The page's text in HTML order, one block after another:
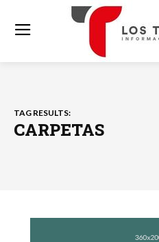
TAG RESULTS:
CARPETAS